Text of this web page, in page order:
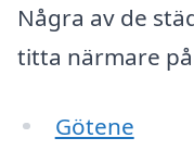
Några av de
titta närmare
Götene